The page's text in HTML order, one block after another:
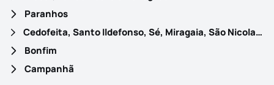
Paranhos
Cedofeita, Santo Ildefonso, Sé, Miragaia, São Nicolau e Vitória
Bonfim
Campanhã